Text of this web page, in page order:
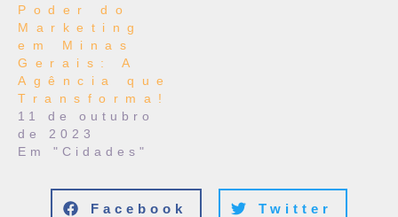
Poder do
Marketing
em Minas
Gerais: A
Agência que
Transforma!
11 de outubro
de 2023
Em "Cidades"
Facebook Twitter